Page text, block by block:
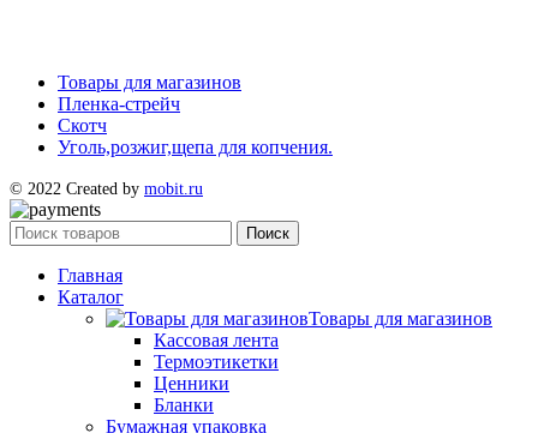
Товары для магазинов
Пленка-стрейч
Скотч
Уголь,розжиг,щепа для копчения.
© 2022 Created by mobit.ru
Поиск
Главная
Каталог
Товары для магазинов
Кассовая лента
Термоэтикетки
Ценники
Бланки
Бумажная упаковка